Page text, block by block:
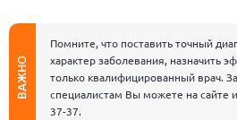
ВАЖНО
Помните, что поставить точный
характер заболевания, назначить
только квалифицированный врач.
специалистам Вы можете на сайте
37-37.